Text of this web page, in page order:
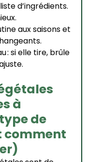
d’ingrédients.
aux saisons et
: si elle tire, brûle
à
de
comment